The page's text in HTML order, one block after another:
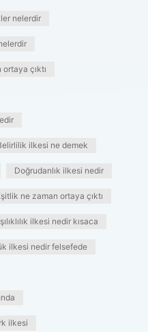
nelerdir
çıktı
ilkesi ne demek
Doğrudanlık ilkesi nedir
ne zaman ortaya çıktı
ilkesi nedir kısaca
ilkesi nedir felsefede
ilkesi